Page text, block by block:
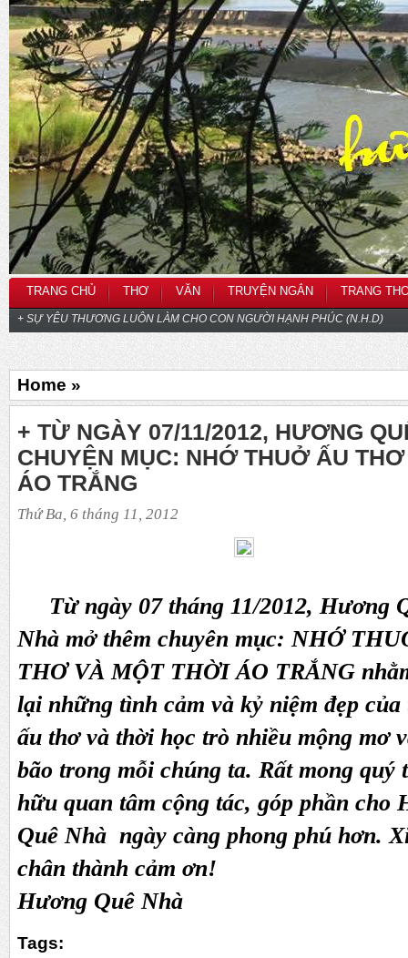
TRANG CHỦ THƠ VĂN TRUYỆN NGẮN TRANG
+ SỰ YÊU THƯƠNG LUÔN LÀM CHO CON NGƯỜI HẠNH PHÚC (N.H.D)
Home »
+ TỪ NGÀY 07/11/2012, HƯƠNG
CHUYỆN MỤC: NHỚ THUỞ ẤU
ÁO TRẮNG
Thứ Ba, 6 tháng 11, 2012
Từ ngày 07 tháng 11/2012, Hương
Nhà mở thêm chuyên mục: NHỚ
THƠ VÀ MỘT THỜI ÁO TRẮNG
lại những tình cảm và kỷ niệm đẹp
ấu thơ và thời học trò nhiều mộng mơ
bão trong mỗi chúng ta. Rất mong quý
hữu quan tâm cộng tác, góp phần cho
Quê Nhà ngày càng phong phú hơn.
chân thành cảm ơn!
Hương Quê Nhà
Tags: